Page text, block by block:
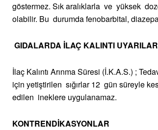
göstermez. Sık aralıklarla ve yüksek
olabilir. Bu durumda fenobarbital,
GIDALARDA İLAÇ KALINTI
İlaç Kalıntı Arınma Süresi (İ.K.A.S.) ;
için yetiştirilen sığırlar 12 gün süreyle
edilen ineklere uygulanamaz.
KONTRENDİKASYONLAR